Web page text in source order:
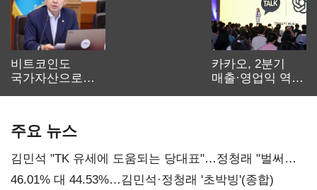
비트코인도
국가자산으로…'
카카오, 2분기
매출·영업익 역대
주요 뉴스
김민석 "TK 유세에 도움되는 당대표"…정청래 "벌써
대표된 양 당직 배분"
46.01% 대 44.53%…김민석·정청래 '초박빙'(종합)